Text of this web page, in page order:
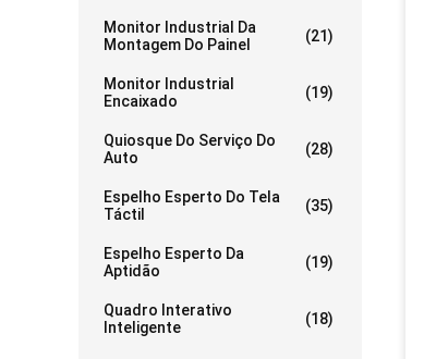
Monitor Industrial Da
Montagem Do Painel
(21)
Monitor Industrial
Encaixado
(19)
Quiosque Do Serviço Do
Auto
(28)
Espelho Esperto Do Tela
Táctil
(35)
Espelho Esperto Da
Aptidão
(19)
Quadro Interativo
Inteligente
(18)